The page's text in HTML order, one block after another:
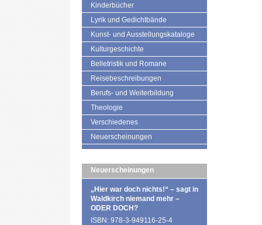
Kinderbücher
Lyrik und Gedichtbände
Kunst- und Ausstellungskataloge
Kulturgeschichte
Belletristik und Romane
Reisebeschreibungen
Berufs- und Weiterbildung
Theologie
Verschiedenes
Neuerscheinungen
Neuerscheinungen
„Hier war doch nichts!“ – sagt in
Waldkirch niemand mehr –
ODER DOCH?
ISBN: 978-3-949116-25-4